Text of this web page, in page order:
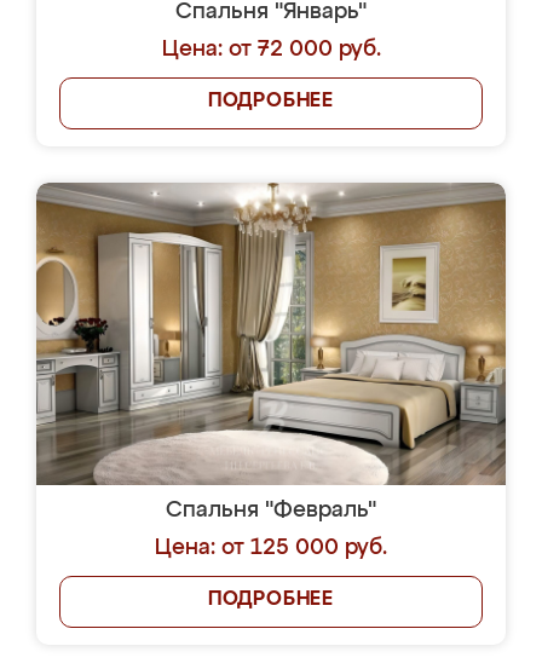
Спальня "Январь"
Цена: от 72 000 руб.
ПОДРОБНЕЕ
Спальня "Февраль"
Цена: от 125 000 руб.
ПОДРОБНЕЕ